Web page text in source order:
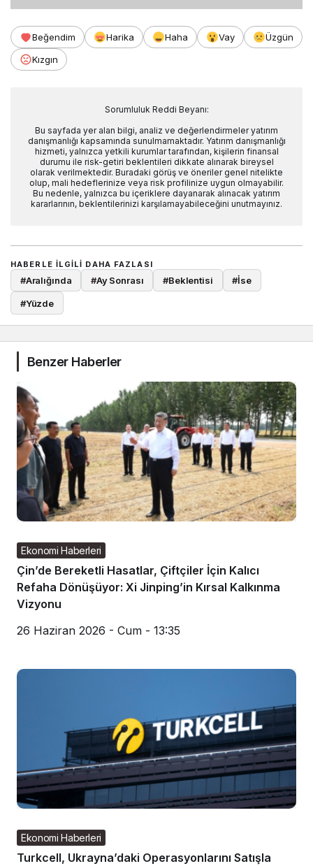
Beğendim Harika Haha Vay
Üzgün
Kızgın
Sorumluluk Reddi Beyanı:
Bu sayfada yer alan bilgi, analiz ve değerlendirmeler yatırım
danışmanlığı kapsamında sunulmamaktadır. Yatırım danışmanlığı
hizmeti, yalnızca yetkili kurumlar tarafından, kişilerin finansal
durumu ile risk-getiri beklentileri dikkate alınarak bireysel
olarak verilmektedir. Buradaki görüş ve öneriler genel nitelikte
olup, mali hedeflerinize veya risk profilinize uygun olmayabilir.
Bu nedenle, yalnızca bu içeriklere dayanarak alınacak yatırım
kararlarının, beklentilerinizi karşılamayabileceğini unutmayınız.
HABERLE ILGILI DAHA FAZLASI
#Aralığında #Ay Sonrası #Beklentisi #İse
#Yüzde
Benzer Haberler
Ekonomi Haberleri
Çin’de Bereketli Hasatlar, Çiftçiler İçin Kalıcı
Refaha Dönüşüyor: Xi Jinping’in Kırsal Kalkınma
Vizyonu
26 Haziran 2026 - Cum - 13:35
Ekonomi Haberleri
Turkcell, Ukrayna’daki Operasyonlarını Satışla